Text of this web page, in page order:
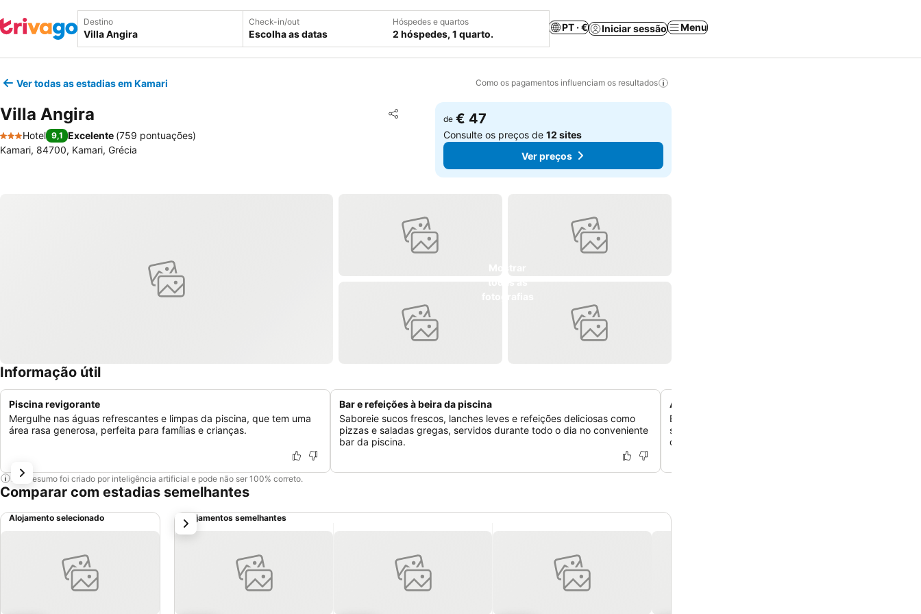
Destino Check-in/out
Escolha as datas
Hóspedes e quartos
2 hóspedes, 1 quarto.
PT · € Iniciar sessão Menu
Ver todas as estadias em Kamari Como os pagamentos influenciam os resultados
Villa Angira Partilhar
Adicionar aos favoritos
3 Estrelas
Hotel 9,1 Excelente (759 pontuações)
Kamari, 84700, Kamari, Grécia
de € 47
Consulte os preços de12 sites
Ver preços
Informação útil
Piscina revigorante
Mergulhe nas águas refrescantes e limpas da piscina, que tem uma
área rasa generosa, perfeita para famílias e crianças.
Bar e refeições à beira da piscina
Saboreie sucos frescos, lanches leves e refeições deliciosas como
pizzas e saladas gregas, servidos durante todo o dia no conveniente
bar da piscina.
Acomodação tranquila em estilo vila
Experimente uma estadia tranquila e privada, muitas
sensação de ter uma vila pessoal, ideal para relaxar e
calma.
Este resumo foi criado por inteligência artificial e pode não ser 100% correto.
Comparar com estadias semelhantes
Alojamento selecionado Alojamentos semelhantes
próximo